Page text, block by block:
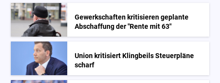
Gewerkschaften kritisieren geplante
Abschaffung der "Rente mit 63"
Union kritisiert Klingbeils Steuerpläne
scharf